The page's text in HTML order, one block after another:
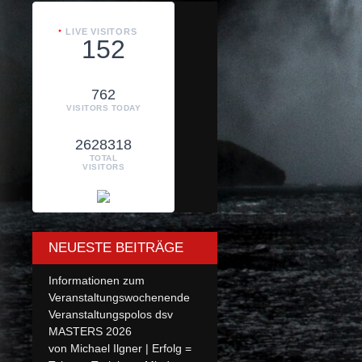
LIVE VISITORS
152
762
VISITORS TODAY
2628318
TOTAL
VISITORS
NEUESTE BEITRÄGE
Informationen zum
Veranstaltungswochenende
Veranstaltungspolos dsv
MASTERS 2026
von Michael Ilgner | Erfolg =